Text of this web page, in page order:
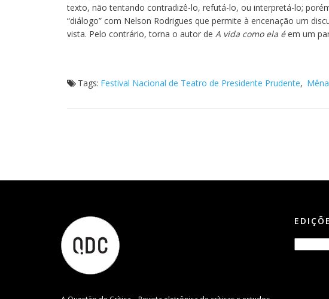
texto, não tentando contradizê-lo, refutá-lo, ou interpretá-lo;
“diálogo” com Nelson Rodrigues que permite à encenação um
vista. Pelo contrário, torna o autor de A vida como ela éem um
Tags: Festival Nacional de Teatro de Presidente Prudente,